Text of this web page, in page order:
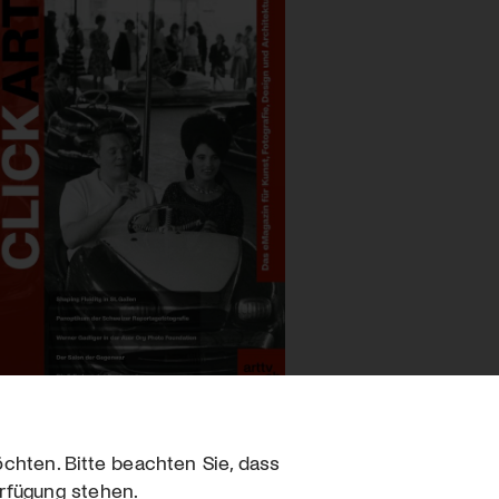
Bitte beachten Sie, dass
stehen.